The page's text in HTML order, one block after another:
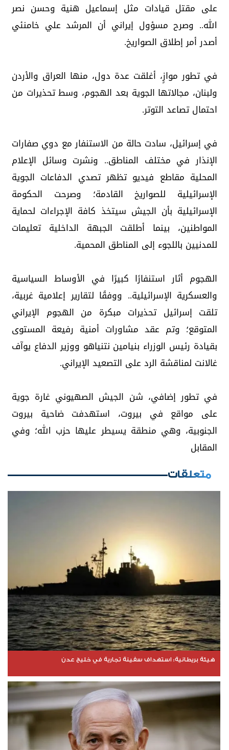
على مقتل قيادات مثل إسماعيل هنية وحسن نصر
الله.. وصرح مسؤول إيراني أن المرشد علي خامنئي
أصدر أمر إطلاق الصواريخ.
في تطور موازٍ، أغلقت عدة دول، منها العراق والأردن
ولبنان، مجالاتها الجوية بعد الهجوم، وسط تحذيرات من
احتمال تصاعد التوتر.
في إسرائيل، سادت حالة من الاستنفار مع دوي صفارات
الإنذار في مختلف المناطق.. ونشرت وسائل الإعلام
المحلية مقاطع فيديو تظهر تصدي الدفاعات الجوية
الإسرائيلية للصواريخ القادمة؛ وصرحت الحكومة
الإسرائيلية بأن الجيش سيتخذ كافة الإجراءات لحماية
المواطنين، بينما أطلقت الجبهة الداخلية تعليمات
للمدنيين باللجوء إلى المناطق المحمية.
الهجوم أثار استنفارًا كبيرًا في الأوساط السياسية
والعسكرية الإسرائيلية.. ووفقًا لتقارير إعلامية غربية،
تلقت إسرائيل تحذيرات مبكرة من الهجوم الإيراني
المتوقع؛ وتم عقد مشاورات أمنية رفيعة المستوى
بقيادة رئيس الوزراء بنيامين نتنياهو ووزير الدفاع يوآف
غالانت لمناقشة الرد على التصعيد الإيراني.
في تطور إضافي، شن الجيش الصهيوني غارة جوية
على مواقع في بيروت، استهدفت ضاحية بيروت
الجنوبية، وهي منطقة يسيطر عليها حزب الله؛ وفي
المقابل
متعلقات
هيئة بريطانية: استهداف سفينة تجارية في خليج عدن